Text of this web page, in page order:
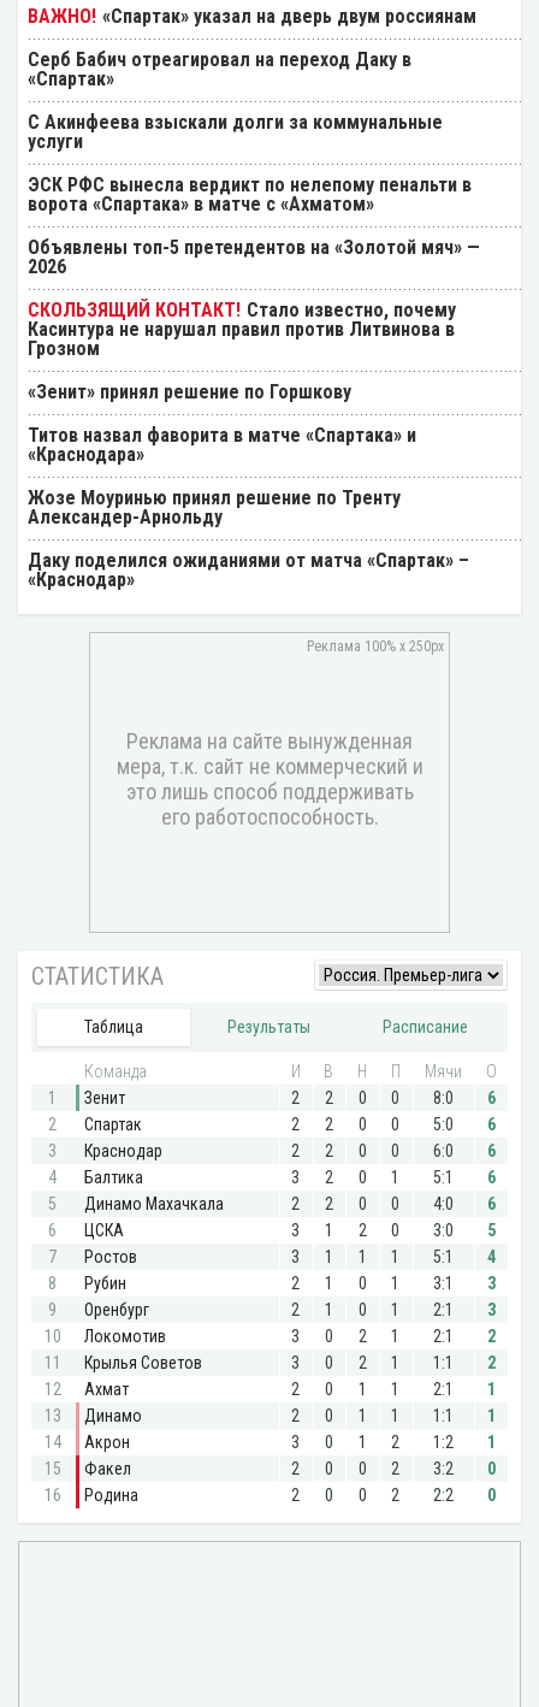
«Спартак» указал на дверь двум россиянам
Серб Бабич отреагировал на переход Даку в
«Спартак»
С Акинфеева взыскали долги за коммунальные
услуги
ЭСК РФС вынесла вердикт по нелепому пенальти в
ворота «Спартака» в матче с «Ахматом»
Объявлены топ-5 претендентов на «Золотой мяч» —
2026
Стало известно, почему
Касинтура не нарушал правил против Литвинова в
Грозном
«Зенит» принял решение по Горшкову
Титов назвал фаворита в матче «Спартака» и
«Краснодара»
Жозе Моуринью принял решение по Тренту
Александер-Арнольду
Даку поделился ожиданиями от матча «Спартак» –
«Краснодар»